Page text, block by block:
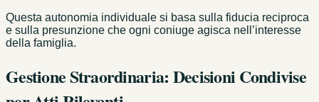
Questa autonomia individuale si basa sulla fiducia reciproca
e sulla presunzione che ogni coniuge agisca nell’interesse
della famiglia.
Gestione Straordinaria: Decisioni Condivise